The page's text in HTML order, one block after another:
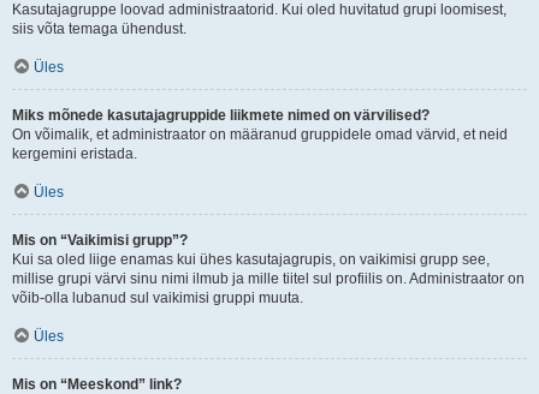
Kasutajagruppe loovad administraatorid. Kui oled huvitatud grupi loomisest,
siis võta temaga ühendust.
Üles
Miks mõnede kasutajagruppide liikmete nimed on värvilised?
On võimalik, et administraator on määranud gruppidele omad värvid, et neid
kergemini eristada.
Üles
Mis on “Vaikimisi grupp”?
Kui sa oled liige enamas kui ühes kasutajagrupis, on vaikimisi grupp see,
millise grupi värvi sinu nimi ilmub ja mille tiitel sul profiilis on. Administraator on
võib-olla lubanud sul vaikimisi gruppi muuta.
Üles
Mis on “Meeskond” link?